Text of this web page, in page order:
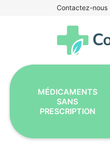
Contactez-nous
MÉDICAMENTS
SANS
PRESCRIPTION